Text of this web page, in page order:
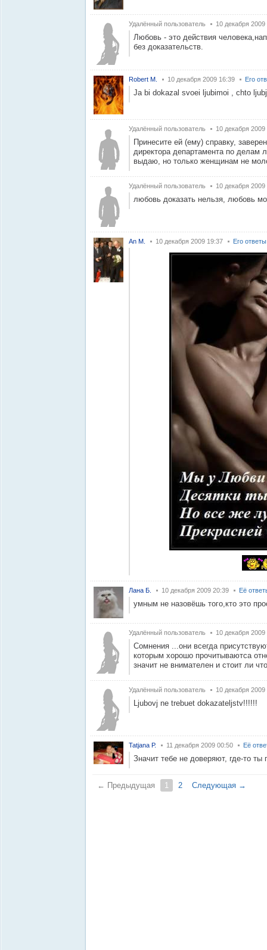
Удалённый пользователь 10 декабря 2009
Любовь - это действия
без доказательств.
Robert M. 10 декабря 2009 16:39 Его
Ja bi dokazal svoei ljubimoi , chto
Удалённый пользователь 10 декабря 2009
Принесите ей (ему) справку,
директора департамента по делам
выдаю, но только женщинам не
Удалённый пользователь 10 декабря 2009
любовь доказать нельзя, любовь
An M. 10 декабря 2009 19:37 Его ответы
Лана Б. 10 декабря 2009 20:39 Её
умным не назовёшь того,кто это
Удалённый пользователь 10 декабря 2009
Сомнения ...они всегда
которым хорошо прочитываютса
значит не внимателен и стоит ли
Удалённый пользователь 10 декабря 2009
Ljubovj ne trebuet dokazateljstv!!!!!!
Tatjana Р. 11 декабря 2009 00:50 Её
Значит тебе не доверяют, где-то ты
← Предыдущая 1 2 Следующая →